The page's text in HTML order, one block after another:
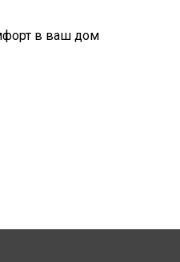
в ваш дом